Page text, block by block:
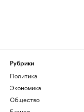
Рубрики
Политика
Экономика
Общество